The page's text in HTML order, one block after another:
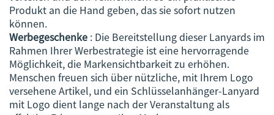
Produkt an die Hand geben, das sie sofort nutzen
können.
Werbegeschenke : Die Bereitstellung dieser Lanyards im
Rahmen Ihrer Werbestrategie ist eine hervorragende
Möglichkeit, die Markensichtbarkeit zu erhöhen.
Menschen freuen sich über nützliche, mit Ihrem Logo
versehene Artikel, und ein Schlüsselanhänger-Lanyard
mit Logo dient lange nach der Veranstaltung als